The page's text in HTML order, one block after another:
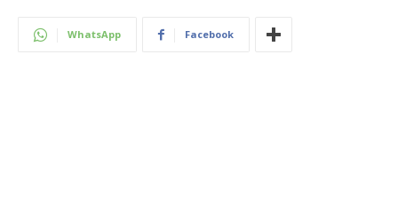
WhatsApp Facebook